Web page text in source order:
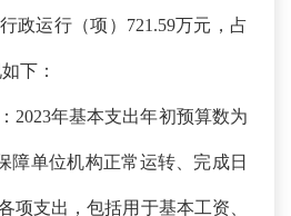
政运行（项）721.59万元，占
下：
2023年基本支出年初预算数为
障单位机构正常运转、完成日
项支出，包括用于基本工资、